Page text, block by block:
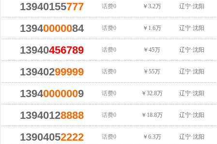
13940155777 话费0 ￥3.2万 辽宁·沈阳
13940000084 话费0 ￥1.6万 辽宁·沈阳
13940456789 话费0 ￥45万 辽宁·沈阳
13940299999 话费0 ￥55万 辽宁·沈阳
13940000009 话费0 ￥32.8万 辽宁·沈阳
13940128888 话费0 ￥18.8万 辽宁·沈阳
13904052222 话费0 ￥6.3万 辽宁·沈阳